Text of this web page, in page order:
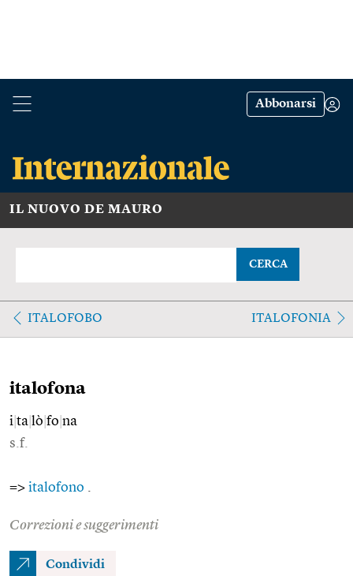
Abbonarsi
IL NUOVO DE MAURO
CERCA
ITALOFOBO ITALOFONIA
italofona
i ta lò fo na
s.f.
=> italofono
Correzioni e suggerimenti
Condividi